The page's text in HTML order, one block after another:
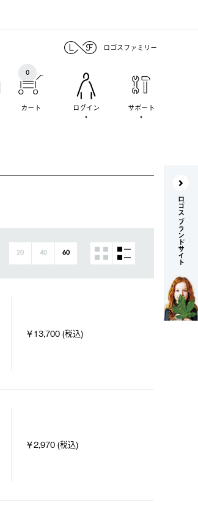
ロゴスファミリー
カート
0
ログイン サポート
20 40 60
￥13,700 (税込)
￥2,970 (税込)
ロゴス ブランドサイト